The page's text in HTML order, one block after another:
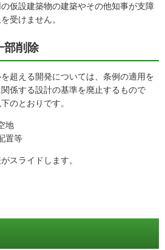
仮設建築物の建築やその他知事が支障
受けません。
部削除
超える開発については、条例の適用を
係する設計の基準を廃止するもので
のとおりです。
地
置等
スライドします。